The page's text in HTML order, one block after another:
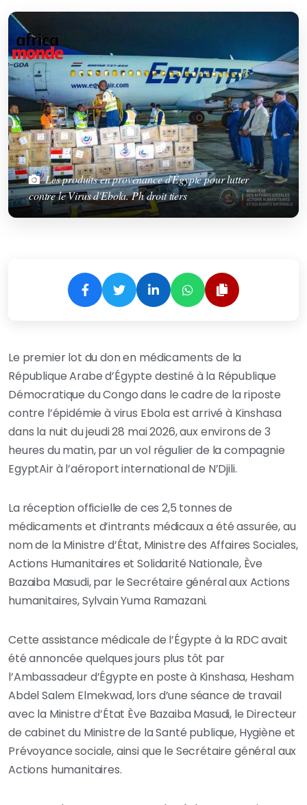
Les produits en provenance d'Égypte pour lutter
contre le Virus d'Ebola. Ph droit tiers
Le premier lot du don en médicaments de la
République Arabe d’Égypte destiné à la République
Démocratique du Congo dans le cadre de la riposte
contre l’épidémie à virus Ebola est arrivé à Kinshasa
dans la nuit du jeudi 28 mai 2026, aux environs de 3
heures du matin, par un vol régulier de la compagnie
EgyptAir à l’aéroport international de N’Djili.
La réception officielle de ces 2,5 tonnes de
médicaments et d’intrants médicaux a été assurée, au
nom de la Ministre d’État, Ministre des Affaires Sociales,
Actions Humanitaires et Solidarité Nationale, Ève
Bazaiba Masudi, par le Secrétaire général aux Actions
humanitaires, Sylvain Yuma Ramazani.
Cette assistance médicale de l’Égypte à la RDC avait
été annoncée quelques jours plus tôt par
l’Ambassadeur d’Égypte en poste à Kinshasa, Hesham
Abdel Salem Elmekwad, lors d’une séance de travail
avec la Ministre d’État Ève Bazaiba Masudi, le Directeur
de cabinet du Ministre de la Santé publique, Hygiène et
Prévoyance sociale, ainsi que le Secrétaire général aux
Actions humanitaires.